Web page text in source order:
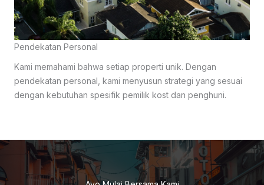
Pendekatan Personal
Kami memahami bahwa setiap properti unik. Dengan
pendekatan personal, kami menyusun strategi yang sesuai
dengan kebutuhan spesifik pemilik kost dan penghuni.